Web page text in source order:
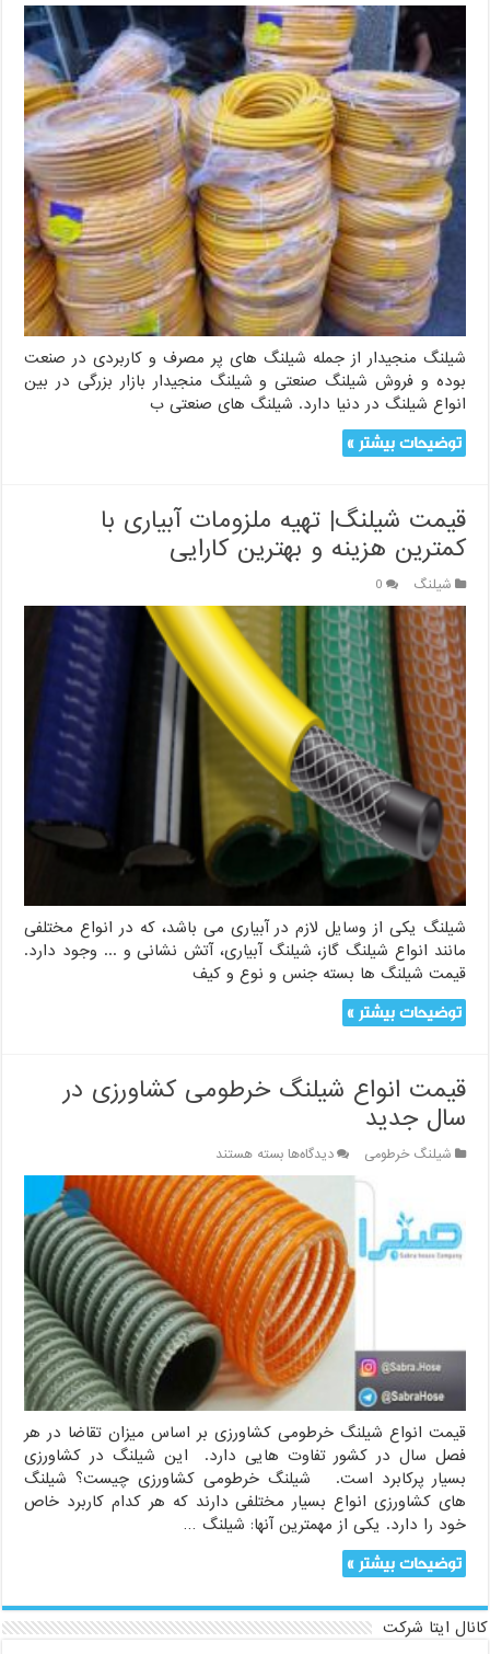
شیلنگ منجیدار از جمله شیلنگ های پر مصرف و کاربردی در صنعت
بوده و فروش شیلنگ صنعتی و شیلنگ منجیدار بازار بزرگی در بین
انواع شیلنگ در دنیا دارد. شیلنگ های صنعتی ب
توضیحات بیشتر »
قیمت شیلنگ| تهیه ملزومات آبیاری با
کمترین هزینه و بهترین کارایی
شیلنگ 0
شیلنگ یکی از وسایل لازم در آبیاری می باشد، که در انواع مختلفی
مانند انواع شیلنگ گاز، شیلنگ آبیاری، آتش نشانی و ... وجود دارد.
قیمت شیلنگ ها بسته جنس و نوع و کیف
توضیحات بیشتر »
قیمت انواع شیلنگ خرطومی کشاورزی در
سال جدید
شیلنگ خرطومی دیدگاه‌هابرای
قیمت
انواع
شیلنگ
خرطومی
کشاورزی
در
سال
جدید
بسته هستند
قیمت انواع شیلنگ خرطومی کشاورزی بر اساس میزان تقاضا در هر
فصل سال در کشور تفاوت هایی دارد. این شیلنگ در کشاورزی
بسیار پرکابرد است. شیلنگ خرطومی کشاورزی چیست؟ شیلنگ
های کشاورزی انواع بسیار مختلفی دارند که هر کدام کاربرد خاص
خود را دارد. یکی از مهمترین آنها: شیلنگ …
توضیحات بیشتر »
کانال ایتا شرکت